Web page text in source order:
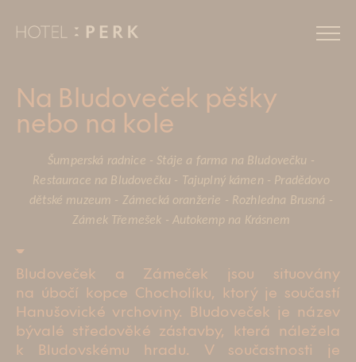
Zážitky
Novinky
Pokoje
Restaurace
Eventy
Na Bludoveček pěšky
nebo na kole
Šumperská radnice - Stáje a farma na Bludovečku -
Restaurace na Bludovečku - Tajuplný kámen - Pradědovo
dětské muzeum - Zámecká oranžerie - Rozhledna Brusná -
Zámek Třemešek - Autokemp na Krásnem
Bludoveček a Zámeček jsou situovány
na úbočí kopce Chocholíku, ktorý je součastí
Hanušovické vrchoviny. Bludoveček je název
bývalé středověké zástavby, která náležela
k Bludovskému hradu. V součastnosti je